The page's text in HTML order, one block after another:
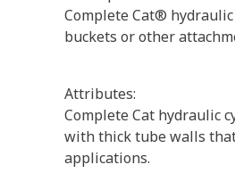
Complete Cat®
buckets or other
Attributes:
Complete Cat hydraulic
with thick tube walls
applications.